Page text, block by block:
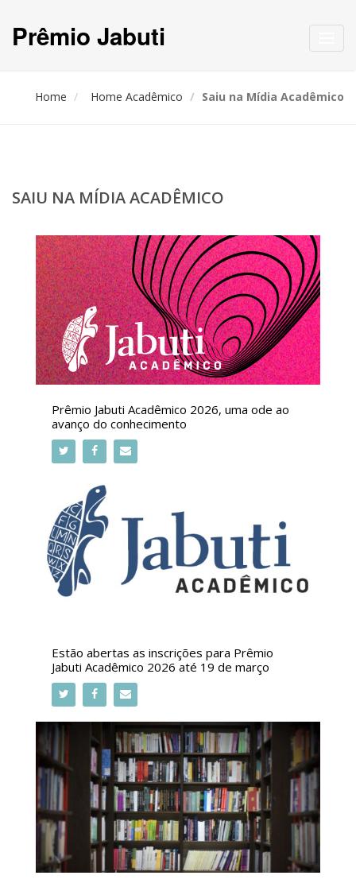
Prêmio Jabuti
Home Home Acadêmico Saiu na Mídia Acadêmico
SAIU NA MÍDIA ACADÊMICO
Prêmio Jabuti Acadêmico 2026, uma ode ao
avanço do conhecimento
Estão abertas as inscrições para Prêmio
Jabuti Acadêmico 2026 até 19 de março